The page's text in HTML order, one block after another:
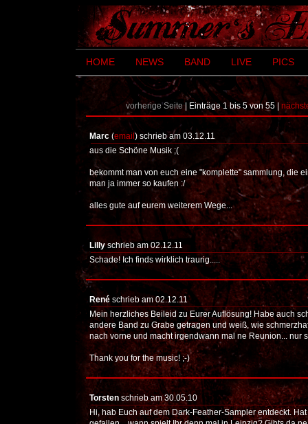
HOME NEWS BAND LIVE PICS
vorherige Seite| Einträge 1 bis 5 von 55 |
Marc (email ) schrieb am 03.12.11
aus die Schöne Musik ;(
bekommt man von euch eine "komplette" sammlung, die
man ja immer so kaufen :/
alles gute auf eurem weiterem Wege...
Lillyschrieb am 02.12.11
Schade! Ich finds wirklich traurig.....
René schrieb am 02.12.11
Mein herzliches Beileid zu Eurer Auflösung! Habe auch
andere Band zu Grabe getragen und weiß, wie
nach vorne und macht irgendwann mal ne Reunion... nur
Thank you for the music! ;-)
Torsten schrieb am 30.05.10
Hi, hab Euch auf dem Dark-Feather-Sampler entdeckt.